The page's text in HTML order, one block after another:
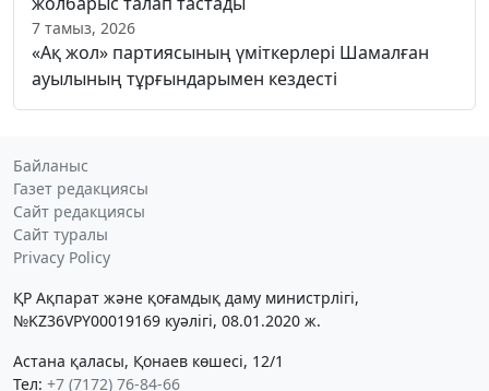
7 тамыз, 2026
«Ақ жол» партиясының үміткерлері Шамалған
ауылының тұрғындарымен кездесті
Байланыс
Газет редакциясы
Сайт редакциясы
Сайт туралы
Privacy Policy
ҚР Ақпарат және қоғамдық даму министрлігі,
№KZ36VPY00019169 куәлігі, 08.01.2020 ж.
Астана қаласы, Қонаев көшесі, 12/1
Тел: +7 (7172) 76-84-66